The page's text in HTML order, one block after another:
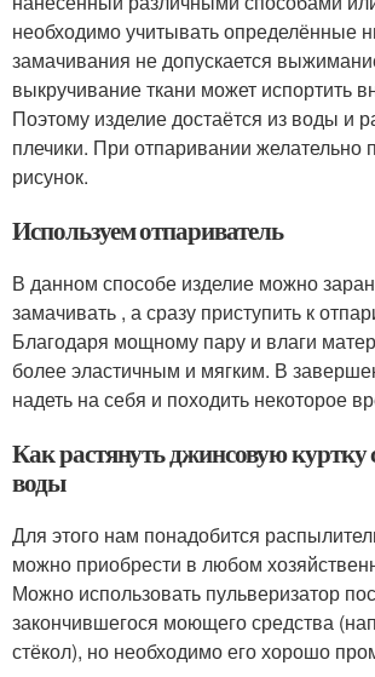
необходимо учитывать определённые
замачивания не допускается
выкручивание ткани может испортить
Поэтому изделие достаётся из воды и
плечики. При отпаривании желательно
рисунок.
Используем отпариватель
В данном способе изделие можно
замачивать , а сразу приступить к
Благодаря мощному пару и влаги
более эластичным и мягким. В
надеть на себя и походить некоторое
Как растянуть джинсовую
воды
Для этого нам понадобится
можно приобрести в любом
Можно использовать пульверизатор
закончившегося моющего средства
стёкол), но необходимо его хорошо